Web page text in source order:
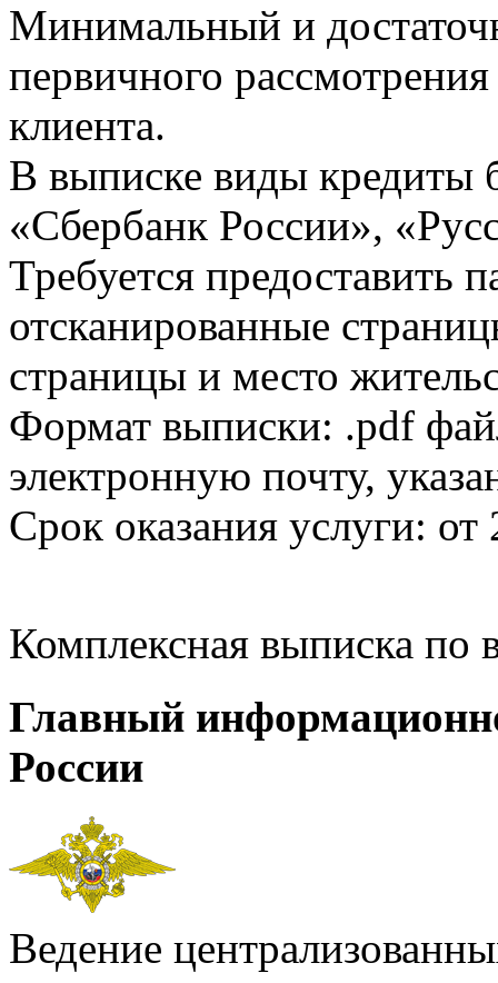
Минимальный и
первичного
клиента.
В выписке виды кредиты
«Сбербанк России»,
Требуется предоставить
отсканированные
страницы и место
Формат выписки: .pdf
электронную почту,
Срок оказания услуги: от
Комплексная выписка
Главный
России
Ведение